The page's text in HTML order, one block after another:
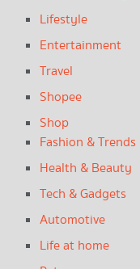
Lifestyle
Entertainment
Travel
Shopee
Shop
Fashion & Trends
Health & Beauty
Tech & Gadgets
Automotive
Life at home